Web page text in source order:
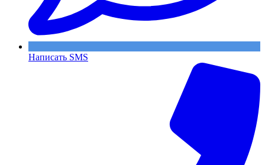
Написать SMS